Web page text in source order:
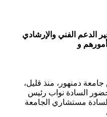
الدعم الفني والإرشادي
أمورهم و
دمنهور، منذ قليل،
السادة نواب رئيس
مستشاري الجامعة